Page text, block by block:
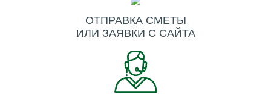
ОТПРАВКА СМЕТЫ
ИЛИ ЗАЯВКИ С САЙТА